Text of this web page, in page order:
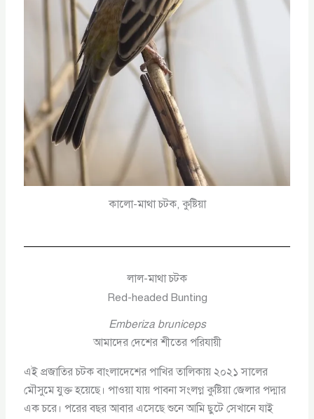
কালো-মাথা চটক, কুষ্টিয়া
লাল-মাথা চটক
Red-headed Bunting
Emberiza bruniceps
আমাদের দেশের শীতের পরিযায়ী
এই প্রজাতির চটক বাংলাদেশের পাখির তালিকায় ২০২১ সালের
মৌসুমে যুক্ত হয়েছে। পাওয়া যায় পাবনা সংলগ্ন কুষ্টিয়া জেলার পদ্মার
এক চরে। পরের বছর আবার এসেছে শুনে আমি ছুটে সেখানে যাই